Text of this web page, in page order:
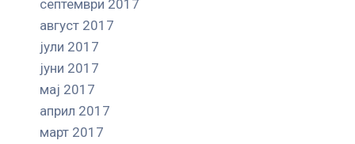
септември 2017
август 2017
јули 2017
јуни 2017
мај 2017
април 2017
март 2017